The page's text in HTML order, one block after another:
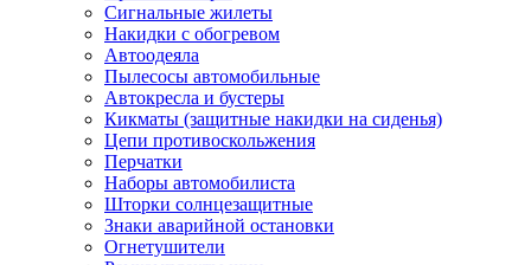
Сигнальные жилеты
Накидки с обогревом
Автоодеяла
Пылесосы автомобильные
Автокресла и бустеры
Кикматы (защитные накидки на сиденья)
Цепи противоскольжения
Перчатки
Наборы автомобилиста
Шторки солнцезащитные
Знаки аварийной остановки
Огнетушители